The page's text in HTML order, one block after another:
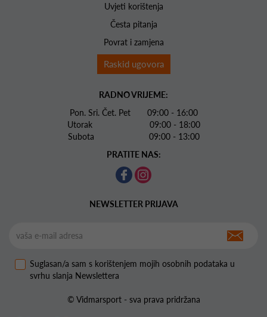
Uvjeti korištenja
Česta pitanja
Povrat i zamjena
Raskid ugovora
RADNO VRIJEME:
Pon. Sri. Čet. Pet 09:00 - 16:00
Utorak 09:00 - 18:00
Subota 09:00 - 13:00
PRATITE NAS:
NEWSLETTER PRIJAVA
Suglasan/a sam s korištenjem mojih osobnih podataka u
svrhu slanja Newslettera
© Vidmarsport - sva prava pridržana